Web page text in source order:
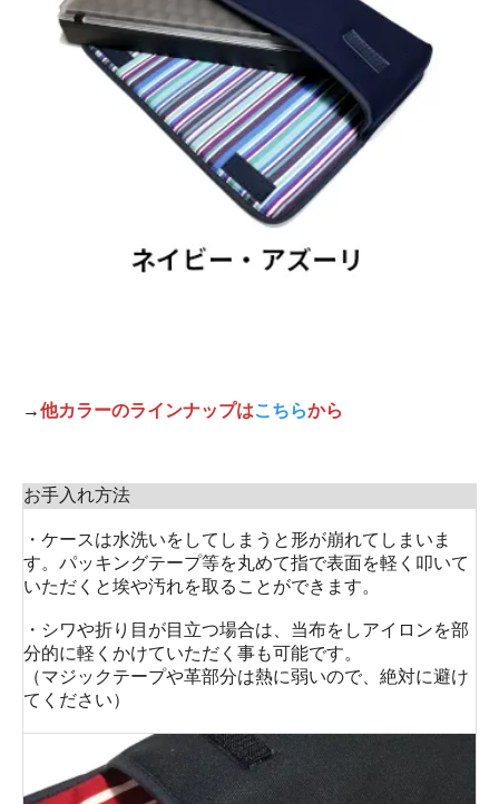
→他カラーのラインナップはこちらから
お手入れ方法
・ケースは水洗いをしてしまうと形が崩れてしまいま
す。パッキングテープ等を丸めて指で表面を軽く叩いて
いただくと埃や汚れを取ることができます。
・シワや折り目が目立つ場合は、当布をしアイロンを部
分的に軽くかけていただく事も可能です。
（マジックテープや革部分は熱に弱いので、絶対に避け
てください）